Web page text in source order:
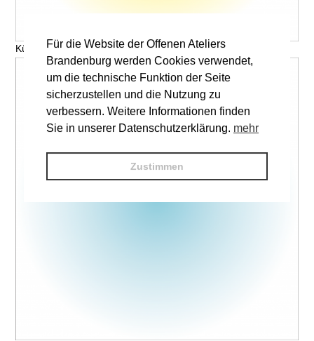
Künstler, Titel © V. Name
Für die Website der Offenen Ateliers
Brandenburg werden Cookies verwendet,
um die technische Funktion der Seite
sicherzustellen und die Nutzung zu
verbessern. Weitere Informationen finden
Sie in unserer Datenschutzerklärung. mehr
Zustimmen